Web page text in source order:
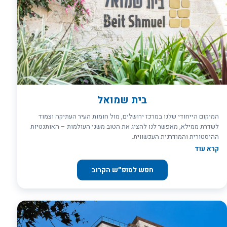
בית שמואל
המיקום הייחודי שלנו במרכז ירושלים, מול חומות העיר העתיקה וצמוד
לשדרת ממילא, מאפשר לנו להציג את הטוב משני העולמות – האותנטיות
ההיסטורית והמודרנית העכשווית.
קרא עוד
חפש לסופ״ש הקרוב